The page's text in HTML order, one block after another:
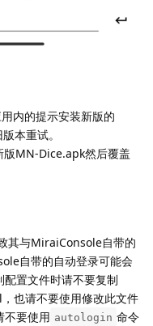
内的提示安装新版的
本重试。
版MN-Dice.apk然后覆盖
其与MiraiConsole自带的
自带的自动登录可能会
置文件时请不要复制
也请不要使用修改此文件
不要使用 autologin 命令